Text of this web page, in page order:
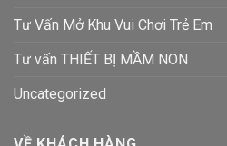
Tư Vấn Mở Khu Vui Chơi Trẻ Em
Tư vấn THIẾT BỊ MẦM NON
Uncategorized